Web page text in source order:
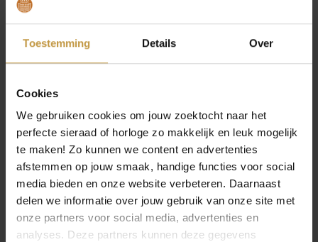
Toestemming Details Over
Cookies
We gebruiken cookies om jouw zoektocht naar het
perfecte sieraad of horloge zo makkelijk en leuk mogelijk
te maken! Zo kunnen we content en advertenties
afstemmen op jouw smaak, handige functies voor social
media bieden en onze website verbeteren. Daarnaast
delen we informatie over jouw gebruik van onze site met
onze partners voor social media, advertenties en
analyses. Deze partners kunnen deze gegevens
JACKIE GOLD
REMBRANDT
BRACELET JKB25.554
Levertijd: 2-3 werkdagen
JACKIE GOLD LET’S
JKB25.585